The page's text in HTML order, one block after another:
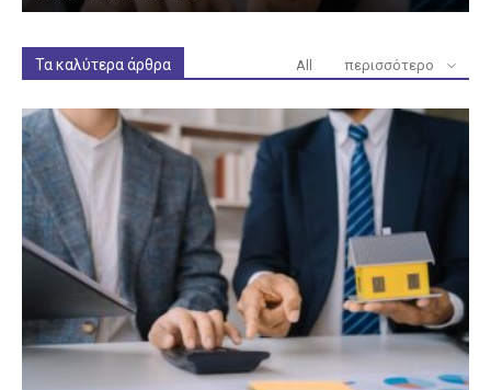
Τα καλύτερα άρθρα All περισσότερο